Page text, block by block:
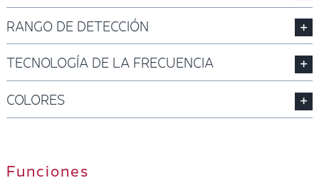
RANGO DE DETECCIÓN
TECNOLOGÍA DE LA FRECUENCIA
COLORES
Funciones